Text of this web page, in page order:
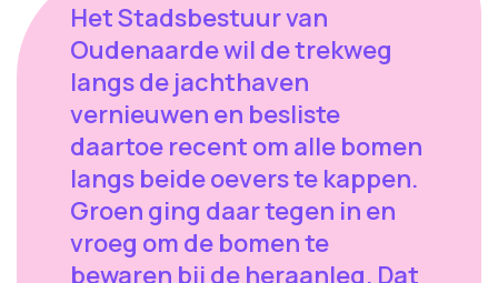
Het Stadsbestuur van
Oudenaarde wil de trekweg
langs de jachthaven
vernieuwen en besliste
daartoe recent om alle bomen
langs beide oevers te kappen.
Groen ging daar tegen in en
vroeg om de bomen te
bewaren bij de heraanleg. Dat